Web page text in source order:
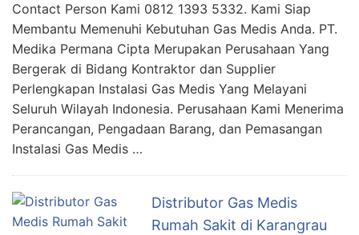
Contact Person Kami 0812 1393 5332. Kami Siap
Membantu Memenuhi Kebutuhan Gas Medis Anda. PT.
Medika Permana Cipta Merupakan Perusahaan Yang
Bergerak di Bidang Kontraktor dan Supplier
Perlengkapan Instalasi Gas Medis Yang Melayani
Seluruh Wilayah Indonesia. Perusahaan Kami Menerima
Perancangan, Pengadaan Barang, dan Pemasangan
Instalasi Gas Medis …
Distributor Gas Medis
Rumah Sakit di Karangrau